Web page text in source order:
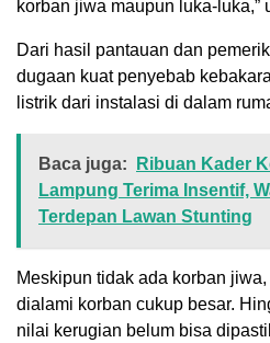
korban jiwa maupun luka-luka,”
Dari hasil pantauan dan
dugaan kuat penyebab
listrik dari instalasi di dalam
Baca juga:
Ribuan Kader
Lampung Terima Insentif,
Terdepan Lawan Stunting
Meskipun tidak ada korban
dialami korban cukup besar.
nilai kerugian belum bisa